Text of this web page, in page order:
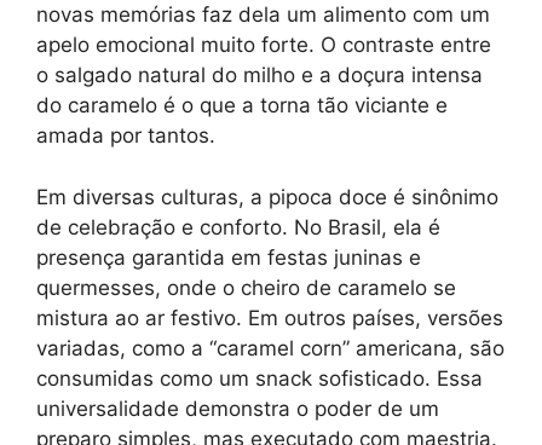
novas memórias faz dela um alimento com um
apelo emocional muito forte. O contraste entre
o salgado natural do milho e a doçura intensa
do caramelo é o que a torna tão viciante e
amada por tantos.
Em diversas culturas, a pipoca doce é sinônimo
de celebração e conforto. No Brasil, ela é
presença garantida em festas juninas e
quermesses, onde o cheiro de caramelo se
mistura ao ar festivo. Em outros países, versões
variadas, como a “caramel corn” americana, são
consumidas como um snack sofisticado. Essa
universalidade demonstra o poder de um
preparo simples, mas executado com maestria.